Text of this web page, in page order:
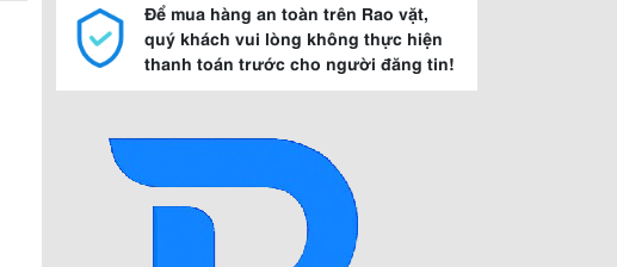
Để mua hàng an toàn trên Rao vặt,
quý khách vui lòng không thực hiện
thanh toán trước cho người đăng tin!